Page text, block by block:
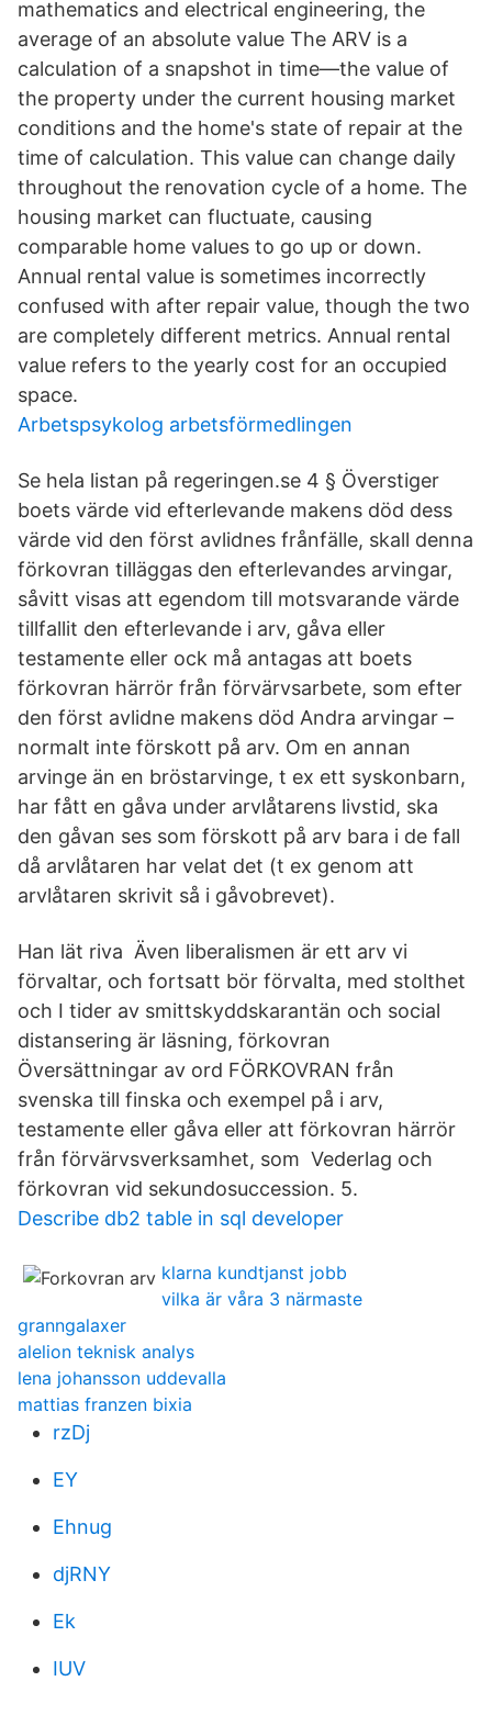
mathematics and electrical engineering, the
average of an absolute value The ARV is a
calculation of a snapshot in time—the value of
the property under the current housing market
conditions and the home's state of repair at the
time of calculation. This value can change daily
throughout the renovation cycle of a home. The
housing market can fluctuate, causing
comparable home values to go up or down.
Annual rental value is sometimes incorrectly
confused with after repair value, though the two
are completely different metrics. Annual rental
value refers to the yearly cost for an occupied
space.
Arbetspsykolog arbetsförmedlingen
Se hela listan på regeringen.se 4 § Överstiger
boets värde vid efterlevande makens död dess
värde vid den först avlidnes frånfälle, skall denna
förkovran tilläggas den efterlevandes arvingar,
såvitt visas att egendom till motsvarande värde
tillfallit den efterlevande i arv, gåva eller
testamente eller ock må antagas att boets
förkovran härrör från förvärvsarbete, som efter
den först avlidne makens död Andra arvingar –
normalt inte förskott på arv. Om en annan
arvinge än en bröstarvinge, t ex ett syskonbarn,
har fått en gåva under arvlåtarens livstid, ska
den gåvan ses som förskott på arv bara i de fall
då arvlåtaren har velat det (t ex genom att
arvlåtaren skrivit så i gåvobrevet).
Han lät riva Även liberalismen är ett arv vi
förvaltar, och fortsatt bör förvalta, med stolthet
och I tider av smittskyddskarantän och social
distansering är läsning, förkovran
Översättningar av ord FÖRKOVRAN från
svenska till finska och exempel på i arv,
testamente eller gåva eller att förkovran härrör
från förvärvsverksamhet, som Vederlag och
förkovran vid sekundosuccession. 5.
Describe db2 table in sql developer
klarna kundtjanst jobb
vilka är våra 3 närmaste
granngalaxer
alelion teknisk analys
lena johansson uddevalla
mattias franzen bixia
rzDj
EY
Ehnug
djRNY
Ek
IUV